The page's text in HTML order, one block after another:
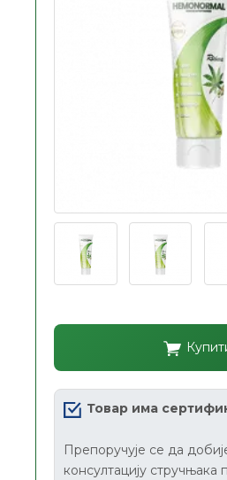
Товар има
Препоручује се да
консултацију стручњака